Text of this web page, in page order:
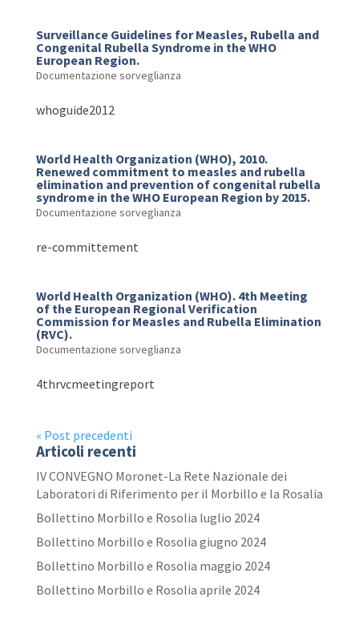
Surveillance Guidelines for Measles, Rubella and
Congenital Rubella Syndrome in the WHO
European Region.
Documentazione sorveglianza
whoguide2012
World Health Organization (WHO), 2010.
Renewed commitment to measles and rubella
elimination and prevention of congenital rubella
syndrome in the WHO European Region by 2015.
Documentazione sorveglianza
re-committement
World Health Organization (WHO). 4th Meeting
of the European Regional Verification
Commission for Measles and Rubella Elimination
(RVC).
Documentazione sorveglianza
4thrvcmeetingreport
« Post precedenti
Articoli recenti
IV CONVEGNO Moronet-La Rete Nazionale dei
Laboratori di Riferimento per il Morbillo e la Rosalia
Bollettino Morbillo e Rosolia luglio 2024
Bollettino Morbillo e Rosolia giugno 2024
Bollettino Morbillo e Rosolia maggio 2024
Bollettino Morbillo e Rosolia aprile 2024